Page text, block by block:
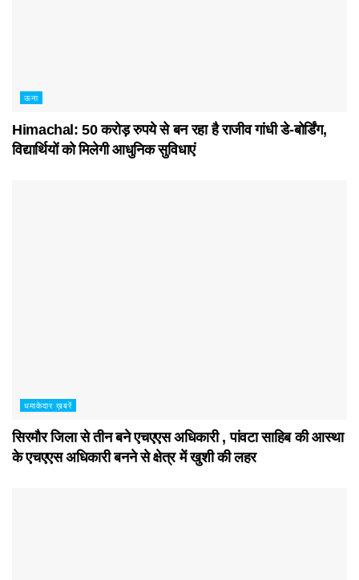
ऊना
Himachal: 50 करोड़ रुपये से बन रहा है राजीव गांधी डे-बोर्डिंग,
विद्यार्थियों को मिलेगी आधुनिक सुविधाएं
धमाकेदार ख़बरें
सिरमौर जिला से तीन बने एचएएस अधिकारी , पांवटा साहिब की आस्था
के एचएएस अधिकारी बनने से क्षेत्र में खुशी की लहर